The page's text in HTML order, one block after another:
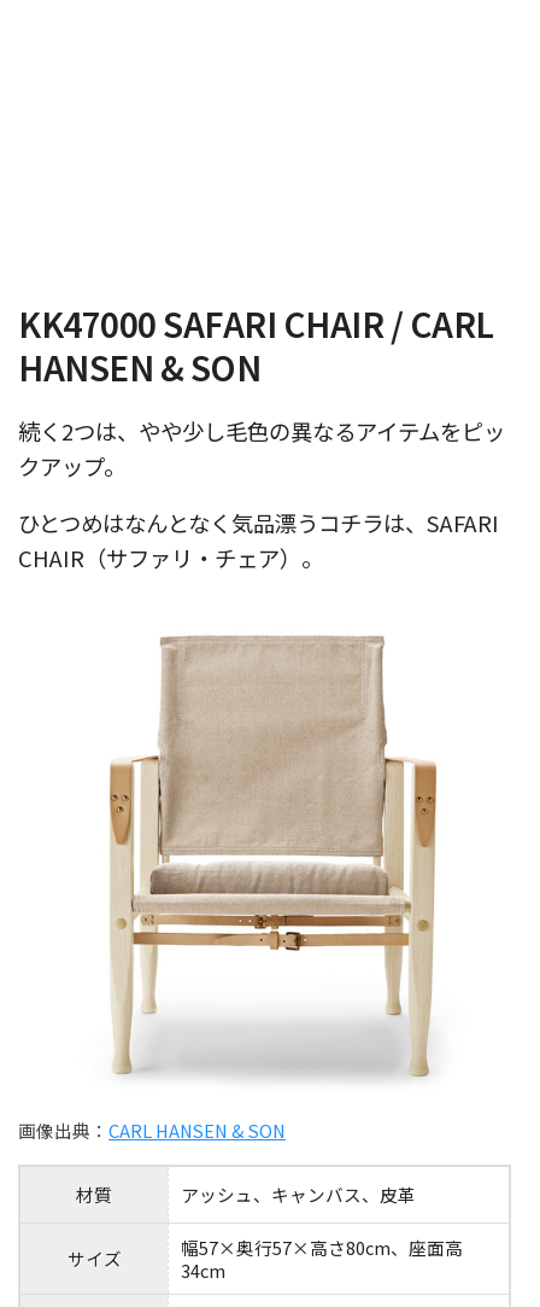
KK47000 SAFARI CHAIR / CARL
HANSEN & SON
続く2つは、やや少し毛色の異なるアイテムをピッ
クアップ。
ひとつめはなんとなく気品漂うコチラは、SAFARI
CHAIR（サファリ・チェア）。
画像出典： CARL HANSEN & SON
材質 アッシュ、キャンバス、皮革
サイズ
幅57×奥行57×高さ80cm、座面高
34cm